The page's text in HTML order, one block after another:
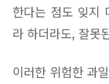
한다는 점도 잊지
라 하더라도, 잘못
이러한 위험한 과